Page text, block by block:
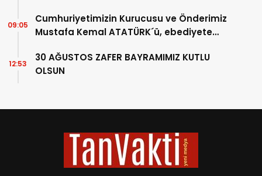
Cumhuriyetimizin Kurucusu ve Önderimiz
Mustafa Kemal ATATÜRK´ü, ebediyete
09:05
30 AĞUSTOS ZAFER BAYRAMIMIZ KUTLU
OLSUN
12:53